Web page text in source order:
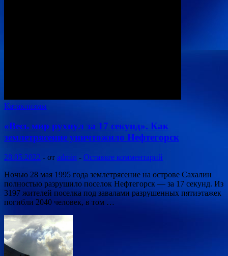
Катаклизмы
«Весь мир рухнул за 17 секунд». Как
землетрясение уничтожило Нефтегорск
28.05.2022 - от admin - Оставьте комментарий
Ночью 28 мая 1995 года землетрясение на острове Сахалин
полностью разрушило поселок Нефтегорск — за 17 секунд. Из
3197 жителей поселка под завалами разрушенных пятиэтажек
погибли 2040 человек, в том …